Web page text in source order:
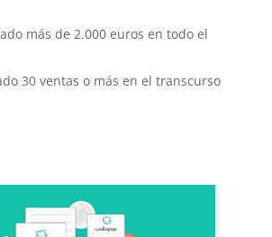
más de 2.000 euros en todo el
30 ventas o más en el transcurso